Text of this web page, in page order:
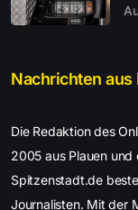
Nachrichten aus
Die Redaktion des
2005 aus Plauen und
Spitzenstadt.de
Journalisten. Mit der